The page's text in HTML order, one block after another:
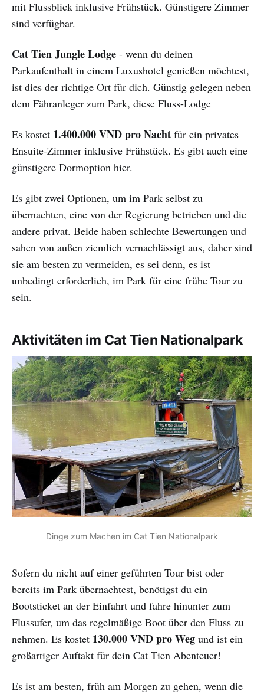
mit Flussblick inklusive Frühstück. Günstigere Zimmer
sind verfügbar.
Cat Tien Jungle Lodge - wenn du deinen
Parkaufenthalt in einem Luxushotel genießen möchtest,
ist dies der richtige Ort für dich. Günstig gelegen neben
dem Fähranleger zum Park, diese Fluss-Lodge
Es kostet 1.400.000 VND pro Nacht für ein privates
Ensuite-Zimmer inklusive Frühstück. Es gibt auch eine
günstigere Dormoption hier.
Es gibt zwei Optionen, um im Park selbst zu
übernachten, eine von der Regierung betrieben und die
andere privat. Beide haben schlechte Bewertungen und
sahen von außen ziemlich vernachlässigt aus, daher sind
sie am besten zu vermeiden, es sei denn, es ist
unbedingt erforderlich, im Park für eine frühe Tour zu
sein.
Aktivitäten im Cat Tien Nationalpark
Dinge zum Machen im Cat Tien Nationalpark
Sofern du nicht auf einer geführten Tour bist oder
bereits im Park übernachtest, benötigst du ein
Bootsticket an der Einfahrt und fahre hinunter zum
Flussufer, um das regelmäßige Boot über den Fluss zu
nehmen. Es kostet 130.000 VND pro Weg und ist ein
großartiger Auftakt für dein Cat Tien Abenteuer!
Es ist am besten, früh am Morgen zu gehen, wenn die